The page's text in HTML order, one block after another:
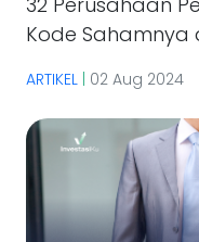
Kode Sahamnya
ARTIKEL | 02 Aug 2024